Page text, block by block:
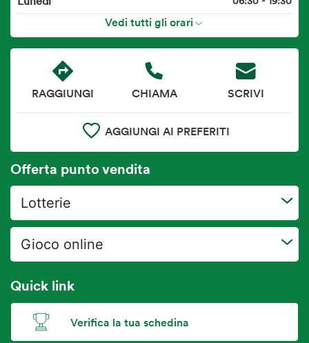
Vedi tutti gli orari
Offerta punto vendita
Lotterie
Gioco online
Quick link
Verifica la tua schedina
RAGGIUNGI CHIAMA SCRIVI
AGGIUNGI AI PREFERITI